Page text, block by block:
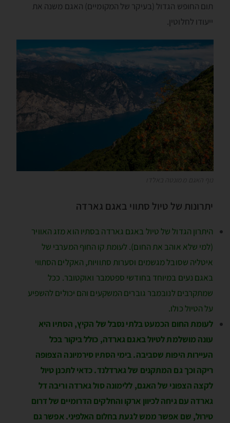
תום החופש הגדול (בעיקר של המקומיים) האגם משנה את
ייעודו לחלוטין.
יתרונות של טיול סתווי באגם גארדה
היתרון הגדול של טיול באגם גארדה בסתיו הוא מזג האוויר
(למי שלא אוהב את החום). לעומת קו החוף המערבי של
איטליה שסובל מגשמים וסערות סתוויות, האקלים הסתווי
באגם נעים במיוחד בחודשי ספטמבר ואוקטובר. ככל
שמתקרבים לנובמבר גוברים המשקעים והם יכולים להשפיע
על הטיול כולו.
לעומת החום הכמעט בלתי נסבל של הקיץ, הסתיו היא
עונה מושלמת לטיול באגם גארדה, כולל ביקור בכל
העיירות היפות שסביבה. בימי הסתיו סירמיונה הצפופה
ריקה וכך גם המתקנים של גארדלנד. כדאי לתכנן טיול
לקצה הצפוני של האגם, ללימונה סול גארדה וריבה דל
גארדה עם גיחה לכיוון ארקו והחלקים הדרומיים של דרום
טירול, שם אפשר ממש לגעת בחלום האלפיני. אפשר גם